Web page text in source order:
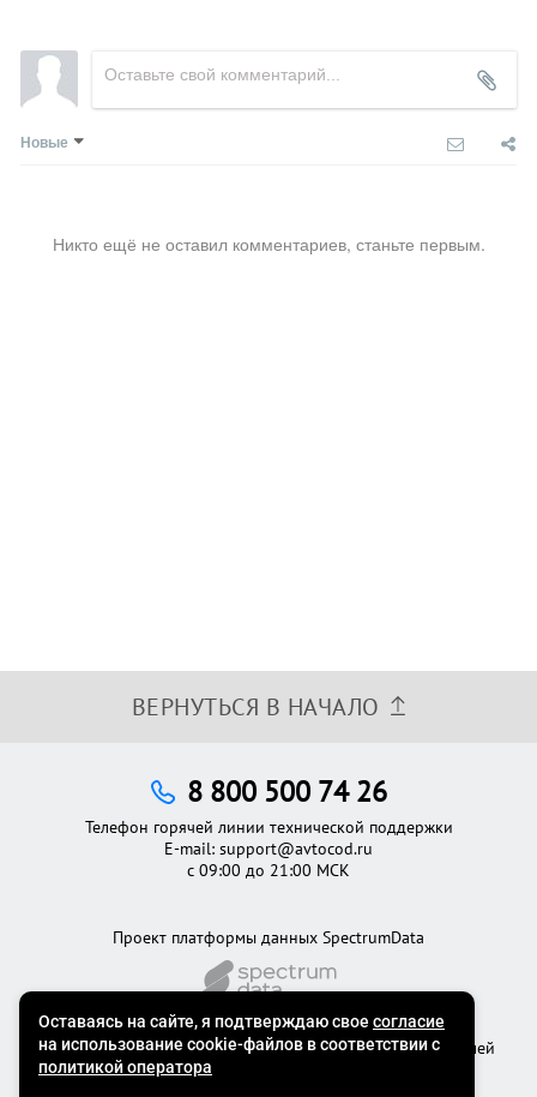
Новые
Никто ещё не оставил комментариев, станьте первым.
ВЕРНУТЬСЯ В НАЧАЛО
©2012 - 2026Официальный сервис проверки автомобилей
Проект платформы данных SpectrumData
8 800 500 74 26
Телефон горячей линии технической поддержки
E-mail: support@avtocod.ru
с 09:00 до 21:00 МСК